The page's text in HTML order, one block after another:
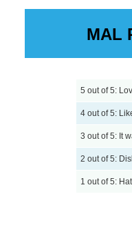
MAL
5 out of 5:
4 out of 5:
3 out of 5: It
2 out of 5:
1 out of 5: